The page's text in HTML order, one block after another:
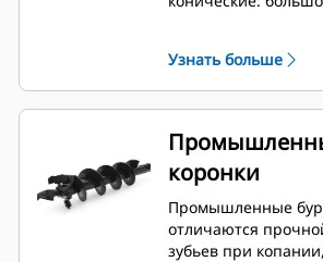
основании — для
удобрений.
Узнать больше
коронки
Промышленные
отличаются
зубьев при